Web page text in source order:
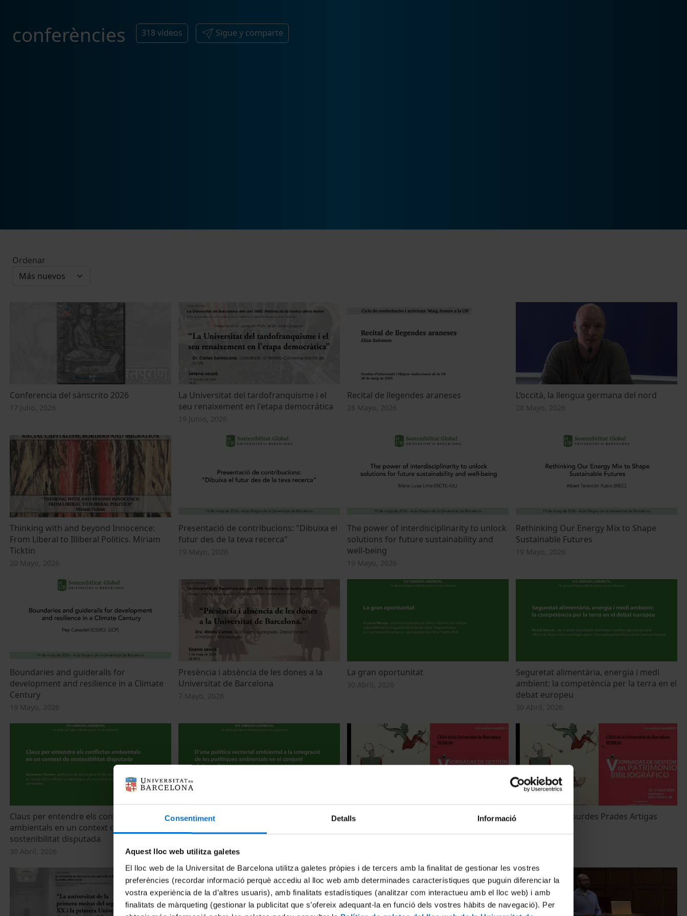
Consentiment Detalls Informació
Aquest lloc web utilitza galetes
El lloc web de la Universitat de Barcelona utilitza galetes pròpies i de tercers amb la finalitat de gestionar les vostres
preferències (recordar informació perquè accediu al lloc web amb determinades característiques que puguin diferenciar la
vostra experiència de la d’altres usuaris), amb finalitats estadístiques (analitzar com interactueu amb el lloc web) i amb
finalitats de màrqueting (gestionar la publicitat que s’ofereix adequant-la en funció dels vostres hàbits de navegació). Per
conferències 318 vídeos Sigue y comparte
Ordenar
Conferencia del sánscrito 2026
17 Julio, 2026
La Universitat del tardofranquisme i el
seu renaixement en l'etapa democrática
19 Junio, 2026
Recital de llegendes araneses
28 Mayo, 2026
L’occità, la llengua germana del nord
28 Mayo, 2026
Thinking with and beyond Innocence:
From Liberal to Illiberal Politics. Miriam
Ticktin
20 Mayo, 2026
Presentació de contribucions: "Dibuixa el
futur des de la teva recerca"
19 Mayo, 2026
The power of interdisciplinarity to unlock
solutions for future sustainability and
well-being
19 Mayo, 2026
Rethinking Our Energy Mix to Shape
Sustainable Futures
19 Mayo, 2026
Boundaries and guiderails for
development and resilience in a Climate
Century
19 Mayo, 2026
Presència i absència de les dones a la
Universitat de Barcelona
7 Mayo, 2026
La gran oportunitat
30 Abril, 2026
Seguretat alimentària, energia i medi
ambient: la competència per la terra en el
debat europeu
30 Abril, 2026
Claus per entendre els conflictes
ambientals en un context de
sostenibilitat disputada
30 Abril, 2026
D'una política sectorial ambiental a la
30 Abril, 2026
Conferencia: Núria Altarriba Vigatà y
Conferencia: Lourdes Prades Artigas